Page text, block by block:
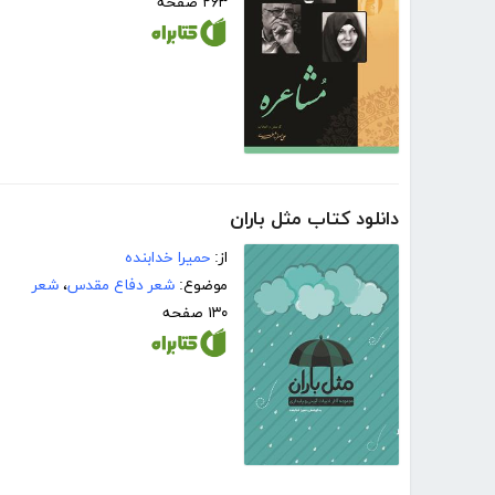
دانلود کتاب مثل باران
از: حمیرا خدابنده
موضوع: شعر دفاع مقدس، شعر
۱۳۰ صفحه